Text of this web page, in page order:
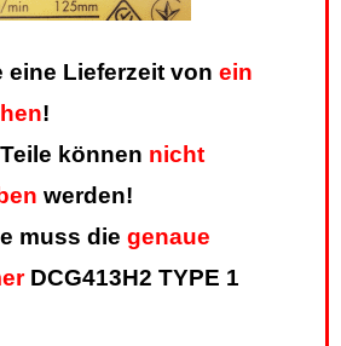
eine Lieferzeit von ein
!
können nicht
werden!
muss die genaue
DCG413H2 TYPE 1